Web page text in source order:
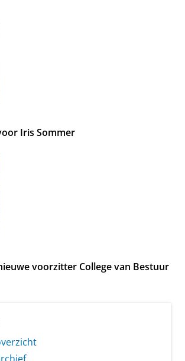
Iris Sommer
voorzitter College van Bestuur